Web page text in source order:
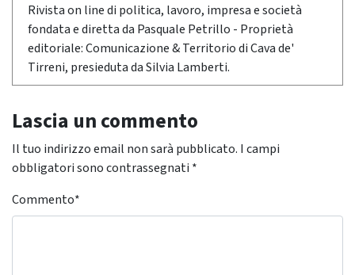
Rivista on line di politica, lavoro, impresa e società
fondata e diretta da Pasquale Petrillo - Proprietà
editoriale: Comunicazione & Territorio di Cava de'
Tirreni, presieduta da Silvia Lamberti.
Lascia un commento
Il tuo indirizzo email non sarà pubblicato. I campi
obbligatori sono contrassegnati *
Commento*